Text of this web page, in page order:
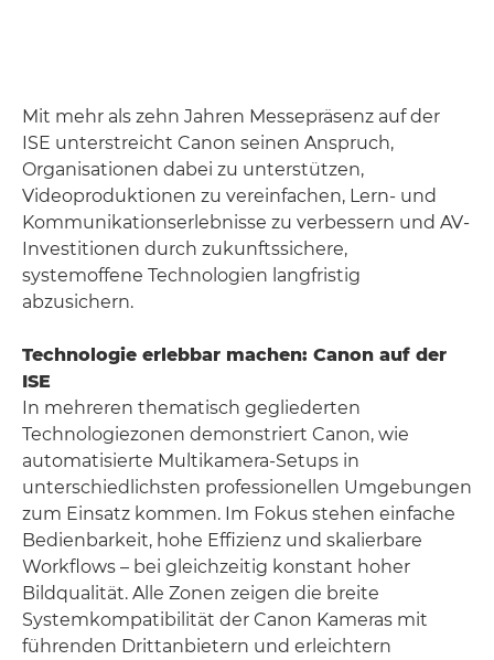
Mit mehr als zehn Jahren Messepräsenz auf der
ISE unterstreicht Canon seinen Anspruch,
Organisationen dabei zu unterstützen,
Videoproduktionen zu vereinfachen, Lern- und
Kommunikationserlebnisse zu verbessern und AV-
Investitionen durch zukunftssichere,
systemoffene Technologien langfristig
abzusichern.
Technologie erlebbar machen: Canon auf der
ISE
In mehreren thematisch gegliederten
Technologiezonen demonstriert Canon, wie
automatisierte Multikamera-Setups in
unterschiedlichsten professionellen Umgebungen
zum Einsatz kommen. Im Fokus stehen einfache
Bedienbarkeit, hohe Effizienz und skalierbare
Workflows – bei gleichzeitig konstant hoher
Bildqualität. Alle Zonen zeigen die breite
Systemkompatibilität der Canon Kameras mit
führenden Drittanbietern und erleichtern